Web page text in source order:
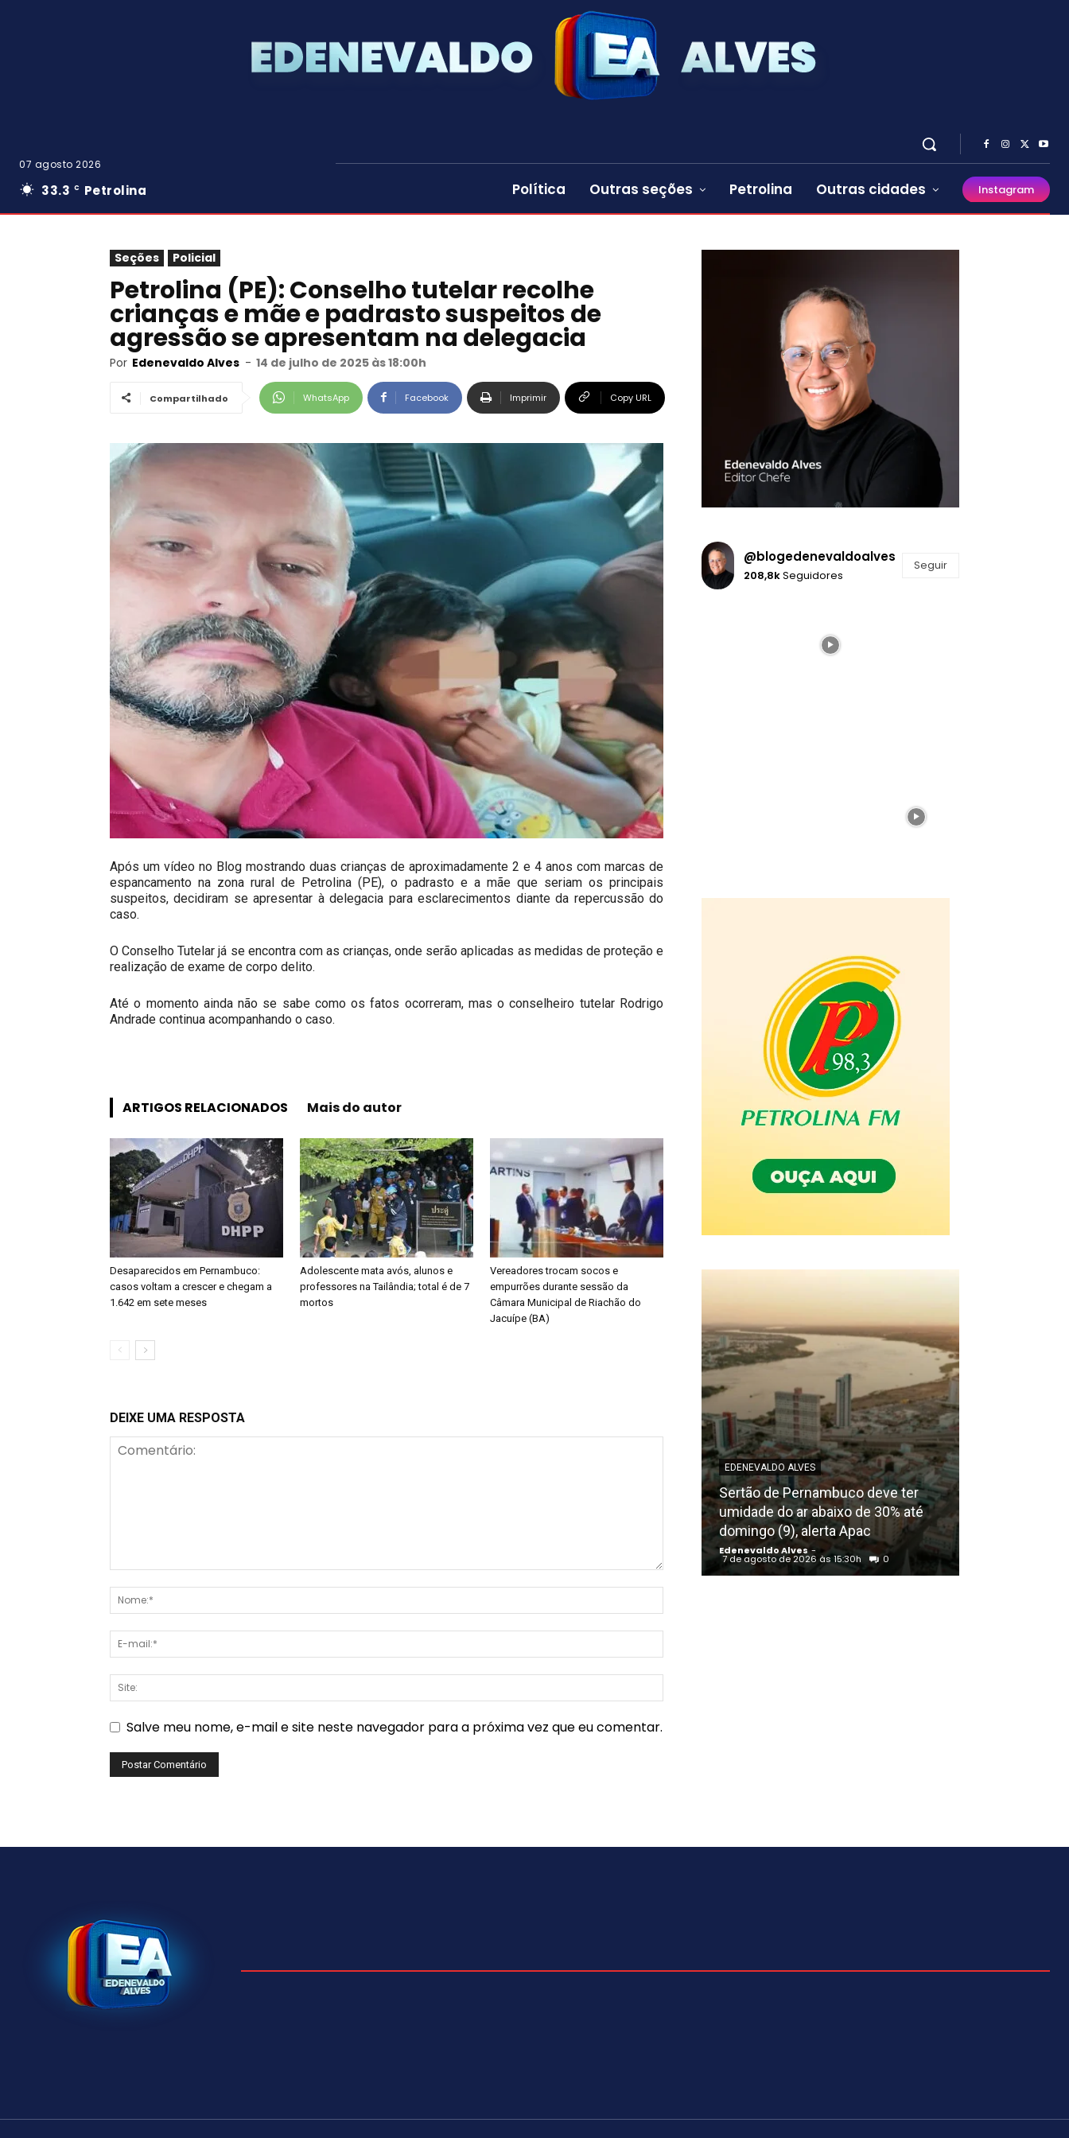
07 agosto 2026
33.3 C Petrolina Política Outras seções Petrolina Outras cidades Instagram
Seções Policial
Petrolina (PE): Conselho tutelar recolhe
crianças e mãe e padrasto suspeitos de
agressão se apresentam na delegacia
Por Edenevaldo Alves - 14 de julho de 2025 às 18:00h
Compartilhado WhatsApp Facebook Imprimir Copy URL
Após um vídeo no Blog mostrando duas crianças de aproximadamente 2 e 4 anos com marcas de
espancamento na zona rural de Petrolina (PE), o padrasto e a mãe que seriam os principais
suspeitos, decidiram se apresentar à delegacia para esclarecimentos diante da repercussão do
caso.
O Conselho Tutelar já se encontra com as crianças, onde serão aplicadas as medidas de proteção e
realização de exame de corpo delito.
Até o momento ainda não se sabe como os fatos ocorreram, mas o conselheiro tutelar Rodrigo
Andrade continua acompanhando o caso.
ARTIGOS RELACIONADOS Mais do autor
Desaparecidos em Pernambuco:
casos voltam a crescer e chegam a
1.642 em sete meses
Adolescente mata avós, alunos e
professores na Tailândia; total é de 7
mortos
Vereadores trocam socos e
empurrões durante sessão da
Câmara Municipal de Riachão do
Jacuípe (BA)
DEIXE UMA RESPOSTA
Salve meu nome, e-mail e site neste navegador para a próxima vez que eu comentar.
@blogedenevaldoalves
208,8kSeguidores
Seguir
EDENEVALDO ALVES
Sertão de Pernambuco deve ter
umidade do ar abaixo de 30% até
domingo (9), alerta Apac
Edenevaldo Alves -
7 de agosto de 2026 às 15:30h 0